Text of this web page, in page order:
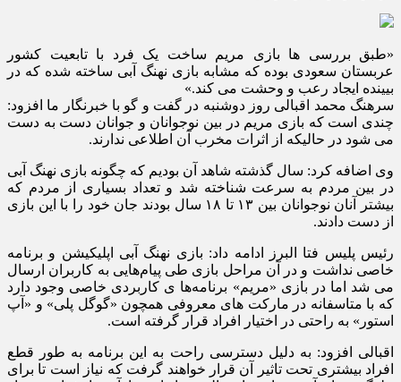
«طبق بررسی ها بازی مریم ساخت یک فرد با تابعیت کشور
عربستان سعودی بوده که مشابه بازی نهنگ آبی ساخته شده که در
بیینده ایجاد رعب و وحشت می کند.»
سرهنگ محمد اقبالی روز دوشنبه در گفت و گو با خبرنگار ما افزود:
چندی است که بازی مریم در بین نوجوانان و جوانان دست به دست
می شود در حالیکه از اثرات مخرب آن اطلاعی ندارند.
وی اضافه کرد: سال گذشته شاهد آن بودیم که چگونه بازی نهنگ آبی
در بین مردم به سرعت شناخته شد و تعداد بسیاری از مردم که
بیشتر آنان نوجوانان بین ۱۳ تا ۱۸ سال بودند جان خود را با این بازی
از دست دادند.
رئیس پلیس فتا البرز ادامه داد: بازی نهنگ آبی اپلیکیشن و برنامه
خاصی نداشت و در آن مراحل بازی طی پیام‌هایی به کاربران ارسال
می شد اما در بازی «مریم» برنامه‌ها ی کاربردی خاصی وجود دارد
که با متاسفانه در مارکت های معروفی همچون «گوگل پلی» و «آپ
استور» به راحتی در اختیار افراد قرار گرفته است.
اقبالی افزود: به دلیل دسترسی راحت به این برنامه به طور قطع
افراد بیشتری تحت تاثیر آن قرار خواهند گرفت که نیاز است تا برای